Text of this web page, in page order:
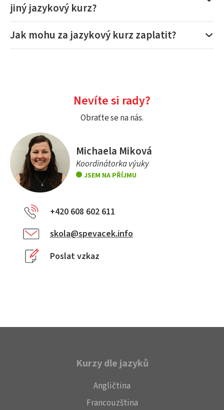
jiný jazykový kurz?
Jak mohu za jazykový kurz zaplatit?
Nevíte si rady?
Obraťte se na nás.
Michaela Miková
Koordinátorka výuky
JSEM NA PŘÍJMU
+420 608 602 611
skola@spevacek.info
Poslat vzkaz
Kurzy dle jazyků
Angličtina
Francouzština